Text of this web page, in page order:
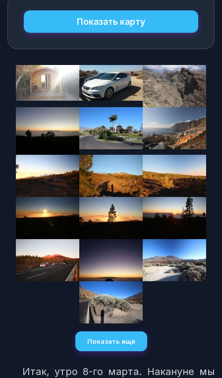
Показать карту
Показать ещё
Итак, утро 8-го марта. Накануне мы